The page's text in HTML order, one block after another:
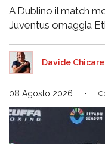
A Dublino il match
Juventus omaggia
Davide
08 Agosto 2026